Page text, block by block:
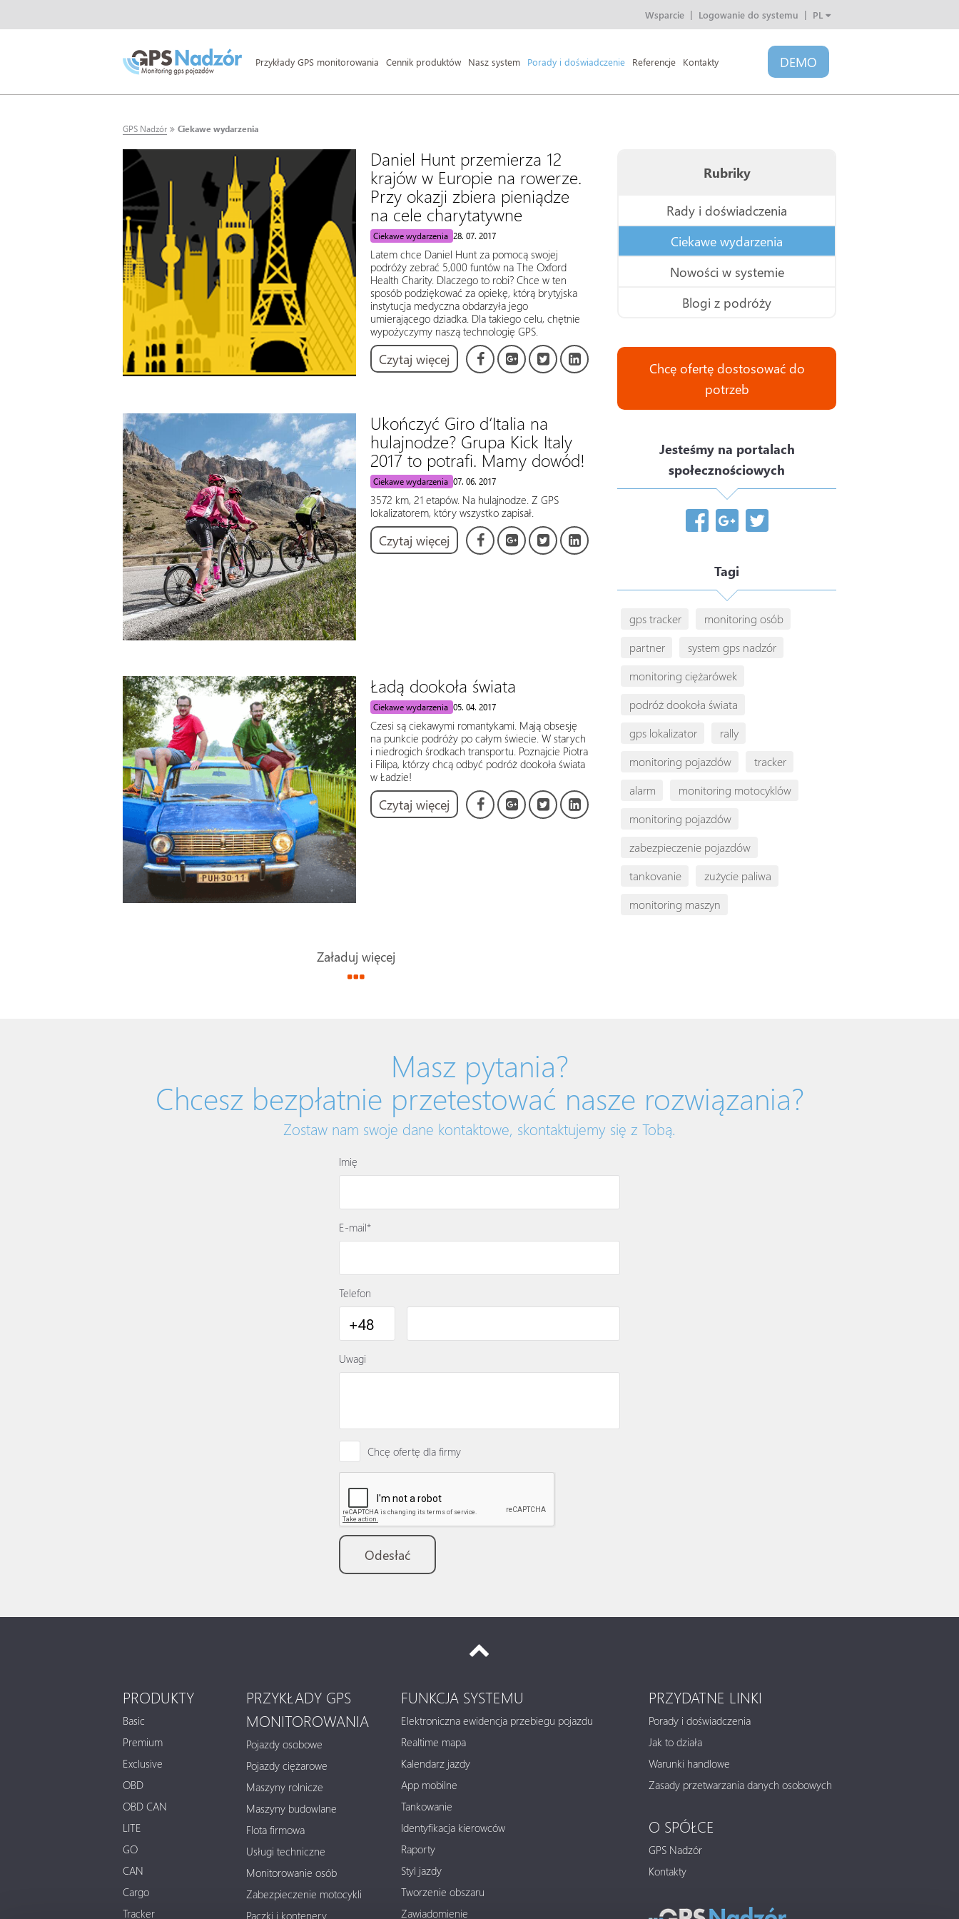
PL
CZ
SK
Wsparcie Logowanie do systemu PL
Przykłady GPS monitorowania Cennik produktów Nasz system Porady i doświadczenie Referencje Kontakty DEMO
GPS Nadzór Ciekawe wydarzenia
Daniel Hunt przemierza 12
krajów w Europie na rowerze.
Przy okazji zbiera pieniądze
na cele charytatywne
Ciekawe wydarzenia 28. 07. 2017
Latem chce Daniel Hunt za pomocą swojej
podróży zebrać 5,000 funtów na The Oxford
Health Charity. Dlaczego to robi? Chce w ten
sposób podziękować za opiekę, którą brytyjska
instytucja medyczna obdarzyła jego
umierającego dziadka. Dla takiego celu, chętnie
wypożyczymy naszą technologię GPS.
Czytaj więcej
Ukończyć Giro d‘Italia na
hulajnodze? Grupa Kick Italy
2017 to potrafi. Mamy dowód!
Ciekawe wydarzenia 07. 06. 2017
3572 km, 21 etapów. Na hulajnodze. Z GPS
lokalizatorem, który wszystko zapisał.
Czytaj więcej
Ładą dookoła świata
Ciekawe wydarzenia 05. 04. 2017
Czesi są ciekawymi romantykami. Mają obsesję
na punkcie podróży po całym świecie. W starych
i niedrogich środkach transportu. Poznajcie Piotra
i Filipa, którzy chcą odbyć podróż dookoła świata
w Ładzie!
Czytaj więcej
Załaduj więcej
Rubriky
Rady i doświadczenia
Ciekawe wydarzenia
Nowości w systemie
Blogi z podróży
Chcę ofertę dostosować do
potrzeb
Jesteśmy na portalach
społecznościowych
Tagi
gps tracker
monitoring osób
partner
system gps nadzór
monitoring ciężarówek
podróż dookoła świata
gps lokalizator
rally
monitoring pojazdów
tracker
alarm
monitoring motocyklów
monitoring pojazdów
zabezpieczenie pojazdów
tankovanie
zużycie paliwa
monitoring maszyn
Masz pytania?
Chcesz bezpłatnie przetestować nasze rozwiązania?
Zostaw nam swoje dane kontaktowe, skontaktujemy się z Tobą.
Imię
E-mail*
Telefon
Uwagi
Chcę ofertę dla firmy
PRODUKTY
Basic
Premium
Exclusive
OBD
OBD CAN
LITE
GO
CAN
Cargo
Tracker
PRZYKŁADY GPS
MONITOROWANIA
Pojazdy osobowe
Pojazdy ciężarowe
Maszyny rolnicze
Maszyny budowlane
Flota firmowa
Usługi techniczne
Monitorowanie osób
Zabezpieczenie motocykli
Paczki i kontenery
FUNKCJA SYSTEMU
Elektroniczna ewidencja przebiegu pojazdu
Realtime mapa
Kalendarz jazdy
App mobilne
Tankowanie
Identyfikacja kierowców
Raporty
Styl jazdy
Tworzenie obszaru
Zawiadomienie
PRZYDATNE LINKI
Porady i doświadczenia
Jak to działa
Warunki handlowe
Zasady przetwarzania danych osobowych
O SPÓŁCE
GPS Nadzór
Kontakty